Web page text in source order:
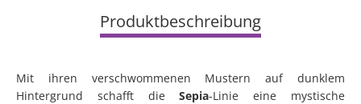
Produktbeschreibung
Mit ihren verschwommenen Mustern auf dunklem
Hintergrund schafft dieSepia-Linie eine mystische